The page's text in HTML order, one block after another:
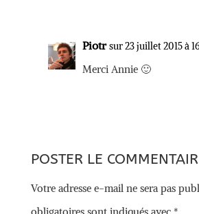
Piotr sur 23 juillet 2015 à
Merci Annie 🙂
POSTER LE
Votre adresse e-mail ne sera pas
obligatoires sont indiqués avec *